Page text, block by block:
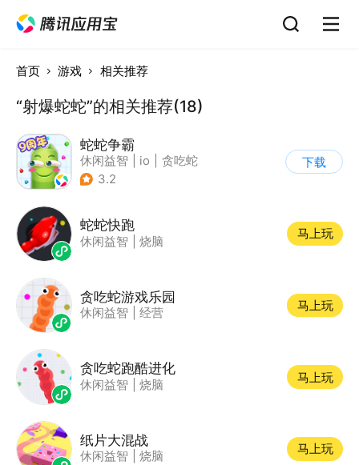
首页 游戏 相关推荐
“射爆蛇蛇”的相关推荐(18)
蛇蛇争霸
休闲益智 io
贪吃蛇
| 白日梦
3.2
下载
蛇蛇快跑
休闲益智 烧脑
马上玩
贪吃蛇游戏乐园
休闲益智 经营
马上玩
贪吃蛇跑酷进化
休闲益智 烧脑
马上玩
纸片大混战
休闲益智 烧脑
马上玩